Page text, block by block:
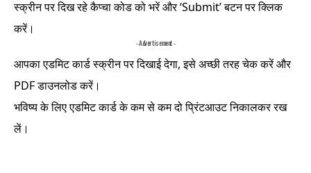
स्क्रीन पर दिख रहे कैप्चा कोड को भरें और ‘Submit’ बटन पर क्लिक
करें।
- Advertisement -
आपका एडमिट कार्ड स्क्रीन पर दिखाई देगा, इसे अच्छी तरह चेक करें और
PDF डाउनलोड करें।
भविष्य के लिए एडमिट कार्ड के कम से कम दो प्रिंटआउट निकालकर रख
लें।